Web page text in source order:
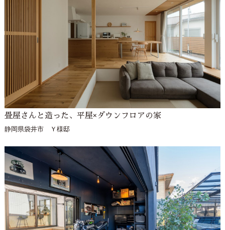
畳屋さんと造った、平屋×ダウンフロアの家
静岡県袋井市 Ｙ様邸